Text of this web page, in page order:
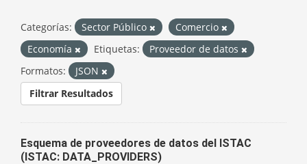
Categorías: Sector Público
Comercio
Economía
Etiquetas:
Proveedor de datos
Formatos:
JSON
Filtrar Resultados
Esquema de proveedores de datos del ISTAC
(ISTAC: DATA_PROVIDERS)